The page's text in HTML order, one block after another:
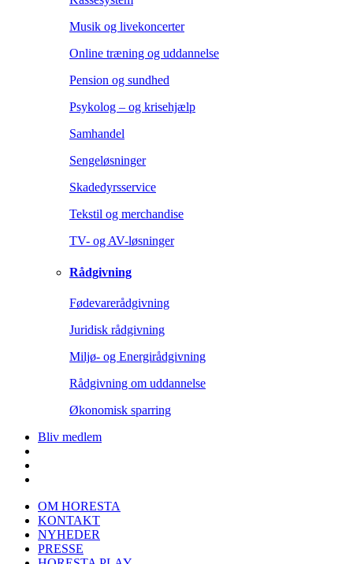
Musik og livekoncerter
Online træning og uddannelse
Pension og sundhed
Psykolog – og krisehjælp
Samhandel
Sengeløsninger
Skadedyrsservice
Tekstil og merchandise
TV- og AV-løsninger
Rådgivning
Fødevarerådgivning
Juridisk rådgivning
Miljø- og Energirådgivning
Rådgivning om uddannelse
Økonomisk sparring
Bliv medlem
OM HORESTA
KONTAKT
NYHEDER
PRESSE